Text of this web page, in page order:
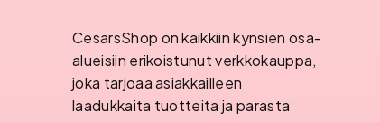
CesarsShop on kaikkiin kynsien osa-
alueisiin erikoistunut verkkokauppa,
joka tarjoaa asiakkailleen
laadukkaita tuotteita ja parasta